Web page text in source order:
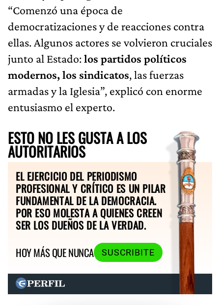
“Comenzó una época de
democratizaciones y de reacciones contra
ellas. Algunos actores se volvieron cruciales
junto al Estado:los partidos políticos
modernos, los sindicatos, las fuerzas
armadas y la Iglesia”, explicó con enorme
entusiasmo el experto.
ESTO NO LES GUSTA A LOS
AUTORITARIOS
EL EJERCICIO DEL PERIODISMO
PROFESIONAL Y CRÍTICO ES UN PILAR
FUNDAMENTAL DE LA DEMOCRACIA.
POR ESO MOLESTA A QUIENES CREEN
SER LOS DUEÑOS DE LA VERDAD.
HOY MÁS QUE NUNCA
SUSCRIBITE